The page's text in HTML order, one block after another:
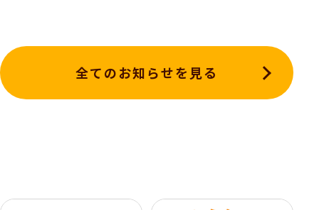
全てのお知らせを見る